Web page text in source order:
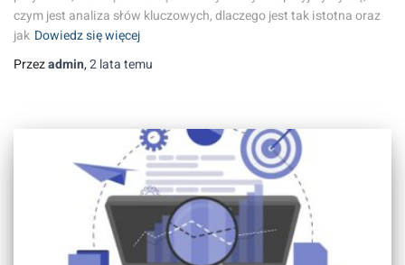
czym jest analiza słów kluczowych, dlaczego jest tak istotna oraz
jak Dowiedz się więcej
Przezadmin,2 latatemu